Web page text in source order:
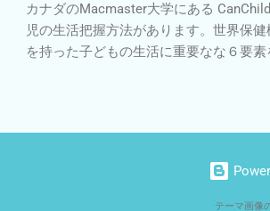
を持ち、手と手を合わせたり、指をし
追う、手で触ろうとするなども増えて
カナダのMacmaster大学にある
児の生活把握方法があります。世界保
を持った子どもの生活に重要なな６要
「Friends 友達」「Family 家族」「
いと思います。ICFでは「心身機能・身
生活機能を表しています。それに比べ
この考えを知った時に最初に印象に残
でした。ポスターでは生活の中で何か
テーマ画像